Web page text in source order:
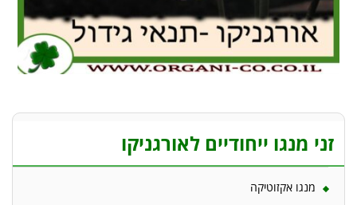
זני מנגו ייחודיים לאורגניקו
מנגו אקזוטיקה